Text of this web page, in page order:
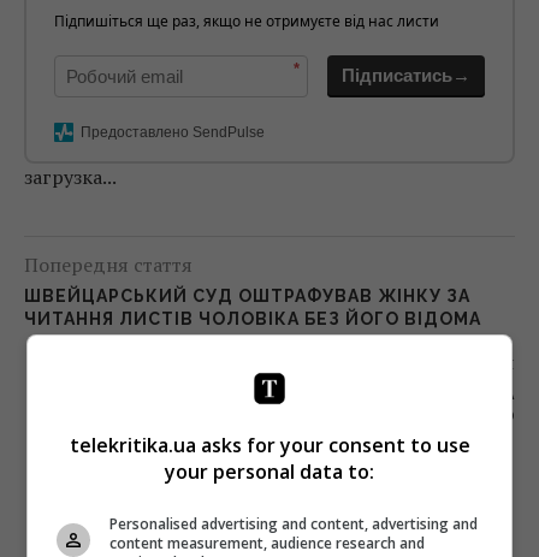
Підпишіться ще раз, якщо не отримуєте від нас листи
* Підписатись→
Предоставлено SendPulse
загрузка...
Попередня стаття
ШВЕЙЦАРСЬКИЙ СУД ОШТРАФУВАВ ЖІНКУ ЗА
ЧИТАННЯ ЛИСТІВ ЧОЛОВІКА БЕЗ ЙОГО ВІДОМА
Наступна стаття
«ГУДБАЙ, АМЕРИКА» І ЗДРАСТУЙ, НОВА
КОЛЕКЦІЯ ГОШІ РУБЧИНСЬКОГО
telekritika.ua asks for your consent to use
your personal data to:
Personalised advertising and content, advertising and
content measurement, audience research and